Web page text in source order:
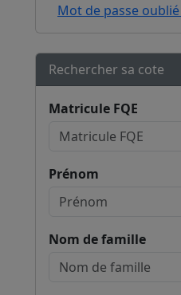
Mot de passe oublié
Rechercher sa cote
Matricule FQE
Prénom
Nom de famille